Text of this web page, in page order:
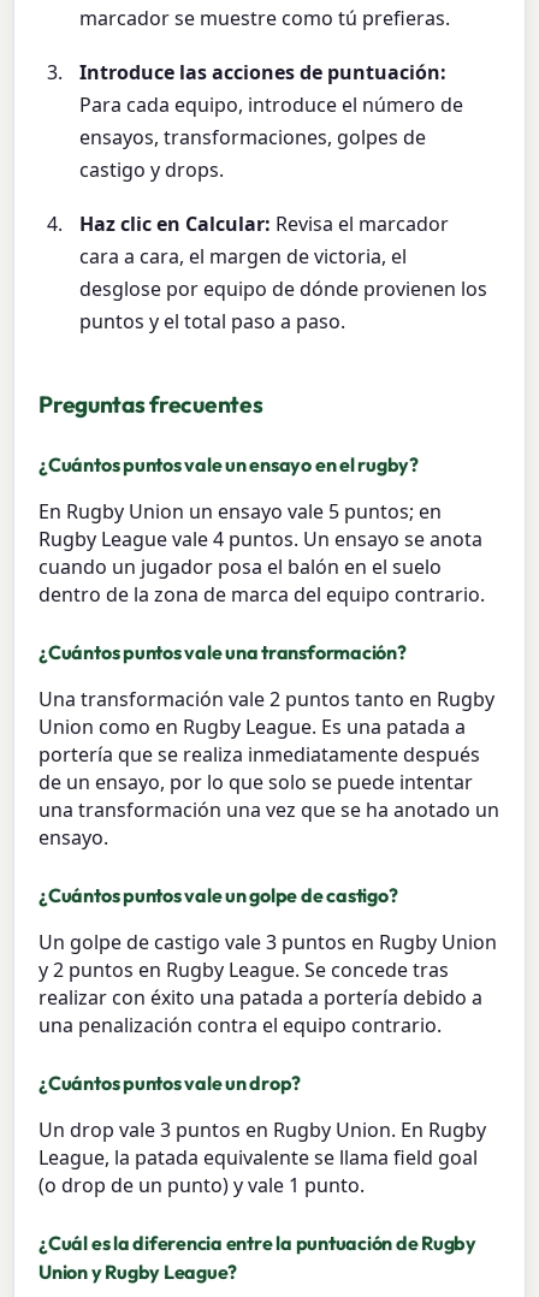
marcador se muestre como tú prefieras.
Introduce las acciones de puntuación:
Para cada equipo, introduce el número de
ensayos, transformaciones, golpes de
castigo y drops.
Haz clic en Calcular: Revisa el marcador
cara a cara, el margen de victoria, el
desglose por equipo de dónde provienen los
puntos y el total paso a paso.
Preguntas frecuentes
¿Cuántos puntos vale un ensayo en el rugby?
En Rugby Union un ensayo vale 5 puntos; en
Rugby League vale 4 puntos. Un ensayo se anota
cuando un jugador posa el balón en el suelo
dentro de la zona de marca del equipo contrario.
¿Cuántos puntos vale una transformación?
Una transformación vale 2 puntos tanto en Rugby
Union como en Rugby League. Es una patada a
portería que se realiza inmediatamente después
de un ensayo, por lo que solo se puede intentar
una transformación una vez que se ha anotado un
ensayo.
¿Cuántos puntos vale un golpe de castigo?
Un golpe de castigo vale 3 puntos en Rugby Union
y 2 puntos en Rugby League. Se concede tras
realizar con éxito una patada a portería debido a
una penalización contra el equipo contrario.
¿Cuántos puntos vale un drop?
Un drop vale 3 puntos en Rugby Union. En Rugby
League, la patada equivalente se llama field goal
(o drop de un punto) y vale 1 punto.
¿Cuál es la diferencia entre la puntuación de Rugby
Union y Rugby League?